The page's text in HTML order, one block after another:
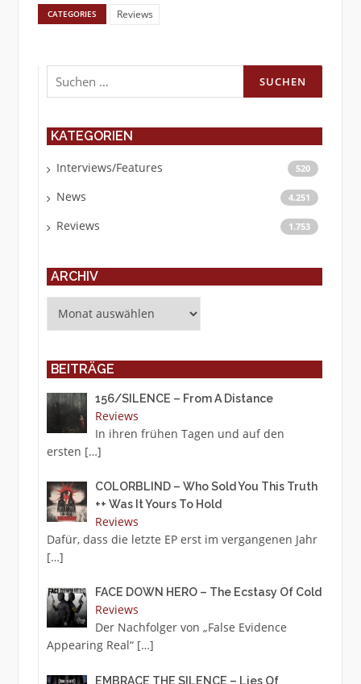
CATEGORIES Reviews
Suchen
nach:
KATEGORIEN
Interviews/Features 520
News 4.251
Reviews 1.753
ARCHIV
BEITRÄGE
156/SILENCE – From A Distance
Reviews
In ihren frühen Tagen und auf den
ersten […]
COLORBLIND – Who Sold You This Truth
++ Was It Yours To Hold
Reviews
Dafür, dass die letzte EP erst im vergangenen Jahr
[…]
FACE DOWN HERO – The Ecstasy Of Cold
Reviews
Der Nachfolger von „False Evidence
Appearing Real“ […]
EMBRACE THE SILENCE – Lies Of